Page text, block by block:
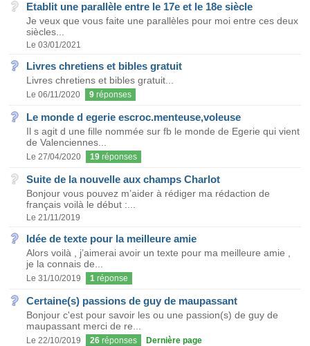
Etablit une parallèle entre le 17e et le 18e siècle
Je veux que vous faite une parallèles pour moi entre ces deux
siècles...
Le 03/01/2021
Livres chretiens et bibles gratuit
Livres chretiens et bibles gratuit...
Le 06/11/2020 9 réponses
Le monde d egerie escroc.menteuse,voleuse
Il s agit d une fille nommée sur fb le monde de Egerie qui vient
de Valenciennes...
Le 27/04/2020 19 réponses
Suite de la nouvelle aux champs Charlot
Bonjour vous pouvez m’aider à rédiger ma rédaction de
français voilà le début :...
Le 21/11/2019
Idée de texte pour la meilleure amie
Alors voilà , j’aimerai avoir un texte pour ma meilleure amie ,
je la connais de...
Le 31/10/2019 1 réponse
Certaine(s) passions de guy de maupassant
Bonjour c'est pour savoir les ou une passion(s) de guy de
maupassant merci de re...
Le 22/10/2019 26 réponses Dernière page